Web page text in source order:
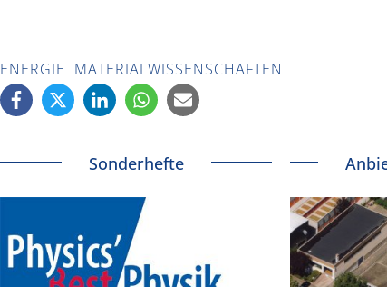
ENERGIE MATERIALWISSENSCHAFTEN
Sonderhefte